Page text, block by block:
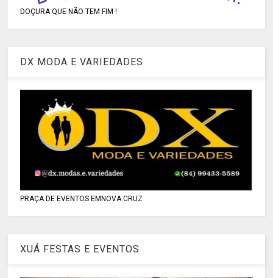
DOÇURA QUE NÃO TEM FIM !
DX MODA E VARIEDADES
PRAÇA DE EVENTOS EMNOVA CRUZ
XUÁ FESTAS E EVENTOS